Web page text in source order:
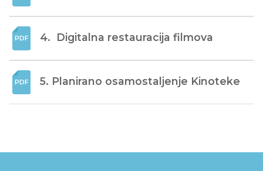
4.  Digitalna restauracija filmova
5. Planirano osamostaljenje Kinoteke